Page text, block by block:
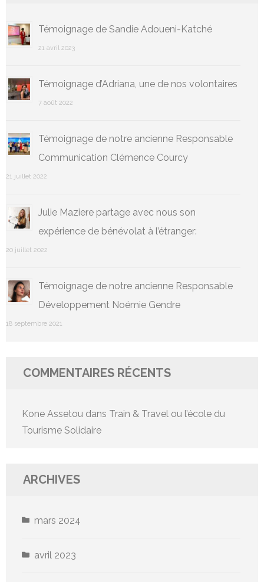
Témoignage de Sandie Adoueni-Katché
21 avril 2023
Témoignage d’Adriana, une de nos volontaires
7 août 2022
Témoignage de notre ancienne Responsable
Communication Clémence Courcy
21 juillet 2022
Julie Maziere partage avec nous son
expérience de bénévolat à l’étranger:
20 juillet 2022
Témoignage de notre ancienne Responsable
Développement Noémie Gendre
18 septembre 2021
COMMENTAIRES RÉCENTS
Kone Assetou dans Train & Travel ou l’école du
Tourisme Solidaire
ARCHIVES
mars 2024
avril 2023